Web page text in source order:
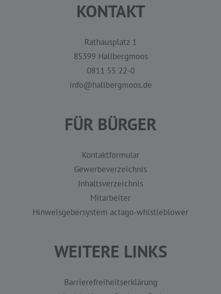
KONTAKT
Rathausplatz 1
85399 Hallbergmoos
0811 55 22-0
info@hallbergmoos.de
FÜR BÜRGER
Kontaktformular
Gewerbeverzeichnis
Inhaltsverzeichnis
Mitarbeiter
Hinweisgebersystem actago-whistleblower
WEITERE LINKS
Barrierefreiheitserklärung